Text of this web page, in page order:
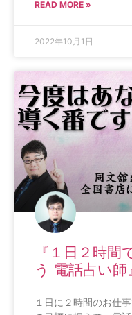
READ MORE »
2022年10月1日
『１日２時
う 電話占い師
１日に２時間のお仕